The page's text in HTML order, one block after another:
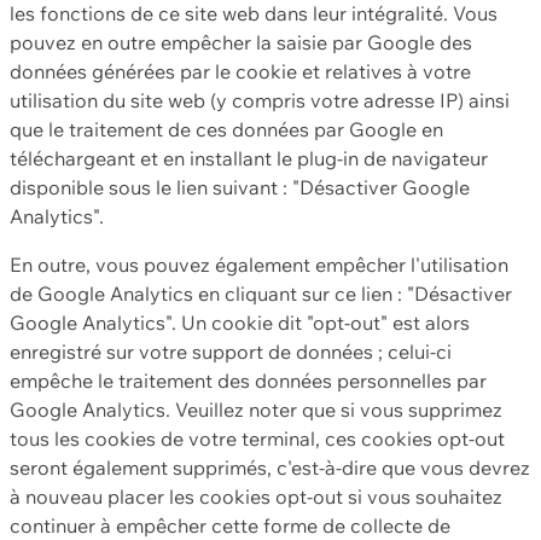
les fonctions de ce site web dans leur intégralité. Vous
pouvez en outre empêcher la saisie par Google des
données générées par le cookie et relatives à votre
utilisation du site web (y compris votre adresse IP) ainsi
que le traitement de ces données par Google en
téléchargeant et en installant le plug-in de navigateur
disponible sous le lien suivant : "Désactiver Google
Analytics".
En outre, vous pouvez également empêcher l'utilisation
de Google Analytics en cliquant sur ce lien : "Désactiver
Google Analytics". Un cookie dit "opt-out" est alors
enregistré sur votre support de données ; celui-ci
empêche le traitement des données personnelles par
Google Analytics. Veuillez noter que si vous supprimez
tous les cookies de votre terminal, ces cookies opt-out
seront également supprimés, c'est-à-dire que vous devrez
à nouveau placer les cookies opt-out si vous souhaitez
continuer à empêcher cette forme de collecte de